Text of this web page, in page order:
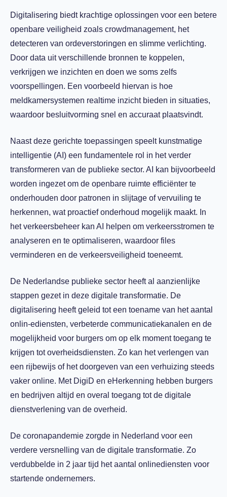
Digitalisering biedt krachtige oplossingen voor een betere
openbare veiligheid zoals crowdmanagement, het
detecteren van ordeverstoringen en slimme verlichting.
Door data uit verschillende bronnen te koppelen,
verkrijgen we inzichten en doen we soms zelfs
voorspellingen. Een voorbeeld hiervan is hoe
meldkamersystemen realtime inzicht bieden in situaties,
waardoor besluitvorming snel en accuraat plaatsvindt.
Naast deze gerichte toepassingen speelt kunstmatige
intelligentie (AI) een fundamentele rol in het verder
transformeren van de publieke sector. AI kan bijvoorbeeld
worden ingezet om de openbare ruimte efficiënter te
onderhouden door patronen in slijtage of vervuiling te
herkennen, wat proactief onderhoud mogelijk maakt. In
het verkeersbeheer kan AI helpen om verkeersstromen te
analyseren en te optimaliseren, waardoor files
verminderen en de verkeersveiligheid toeneemt.
De Nederlandse publieke sector heeft al aanzienlijke
stappen gezet in deze digitale transformatie. De
digitalisering heeft geleid tot een toename van het aantal
onlin-ediensten, verbeterde communicatiekanalen en de
mogelijkheid voor burgers om op elk moment toegang te
krijgen tot overheidsdiensten. Zo kan het verlengen van
een rijbewijs of het doorgeven van een verhuizing steeds
vaker online. Met DigiD en eHerkenning hebben burgers
en bedrijven altijd en overal toegang tot de digitale
dienstverlening van de overheid.
De coronapandemie zorgde in Nederland voor een
verdere versnelling van de digitale transformatie. Zo
verdubbelde in 2 jaar tijd het aantal onlinediensten voor
startende ondernemers.